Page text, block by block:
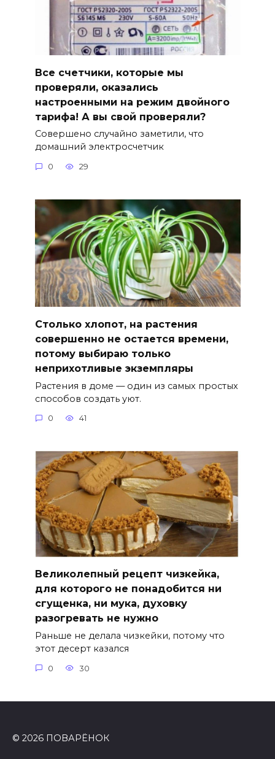
Все счетчики, которые мы
проверяли, оказались
настроенными на режим двойного
тарифа! А вы свой проверяли?
Совершено случайно заметили, что
домашний электросчетчик
0 29
Столько хлопот, на растения
совершенно не остается времени,
потому выбираю только
неприхотливые экземпляры
Растения в доме — один из самых простых
способов создать уют.
0 41
Великолепный рецепт чизкейка,
для которого не понадобится ни
сгущенка, ни мука, духовку
разогревать не нужно
Раньше не делала чизкейки, потому что
этот десерт казался
0 30
© 2026 ПОВАРЁНОК